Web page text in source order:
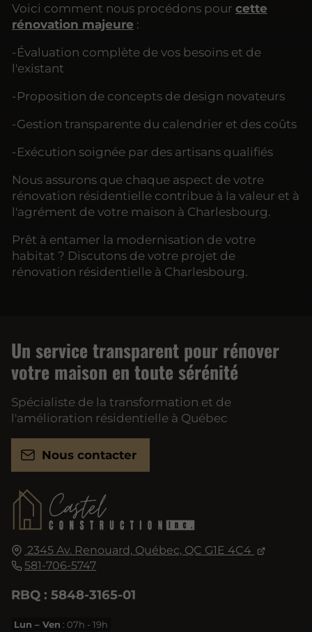
Voici comment nous procédons pour cette
rénovation majeure :
-Évaluation complète de vos besoins et de
l'existant
-Proposition de concepts de design novateurs
-Gestion transparente du calendrier et des coûts
-Exécution soignée par des artisans qualifiés
Nous assurons que chaque aspect de votre
rénovation résidentielle contribue à la valeur et à
l'agrément de votre maison à Charlesbourg.
Prêt à entamer la modernisation de votre
habitat ? Discutons de votre projet de
rénovation résidentielle à Charlesbourg.
2345 Av. Renouard, Québec, QC G1E 4C4
581-706-5747
RBQ : 5848-3165-01
Lun – Ven : 07h - 19h
Un service transparent pour rénover
votre maison en toute sérénité
Spécialiste de la transformation et de
l'amélioration résidentielle à Québec
Nous contacter